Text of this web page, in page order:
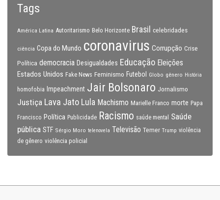
Tags
América Latina Autoritarismo Belo Horizonte Brasil celebridades
ciência Copa do Mundo coronavirus Corrupção Crise
Política democracia Desigualdades Educação Eleições
Estados Unidos Fake News Feminismo Futebol Globo gênero História
homofobia Impeachment Jair Bolsonaro Jornalismo
Justiça Lava Jato Lula Machismo Marielle Franco morte Papa
Francisco Política Publicidade Racismo saúde mental
Saúde
pública STF Sérgio Moro telenovela Televisão Temer Trump violência
de gênero violência policial